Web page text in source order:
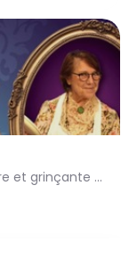
Ne manquez pas cette comédie policière et grinçante de Joseph Kesselring, adaptée et mise en scène par Benoît…